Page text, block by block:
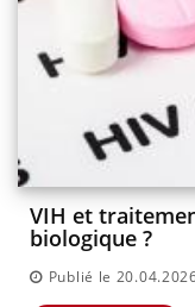
VIH et
biologique ?
Publié le